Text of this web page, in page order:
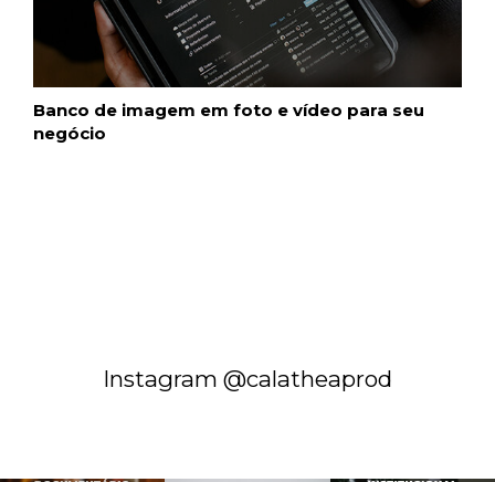
Banco de imagem em foto e vídeo para seu
negócio
Instagram @calatheaprod